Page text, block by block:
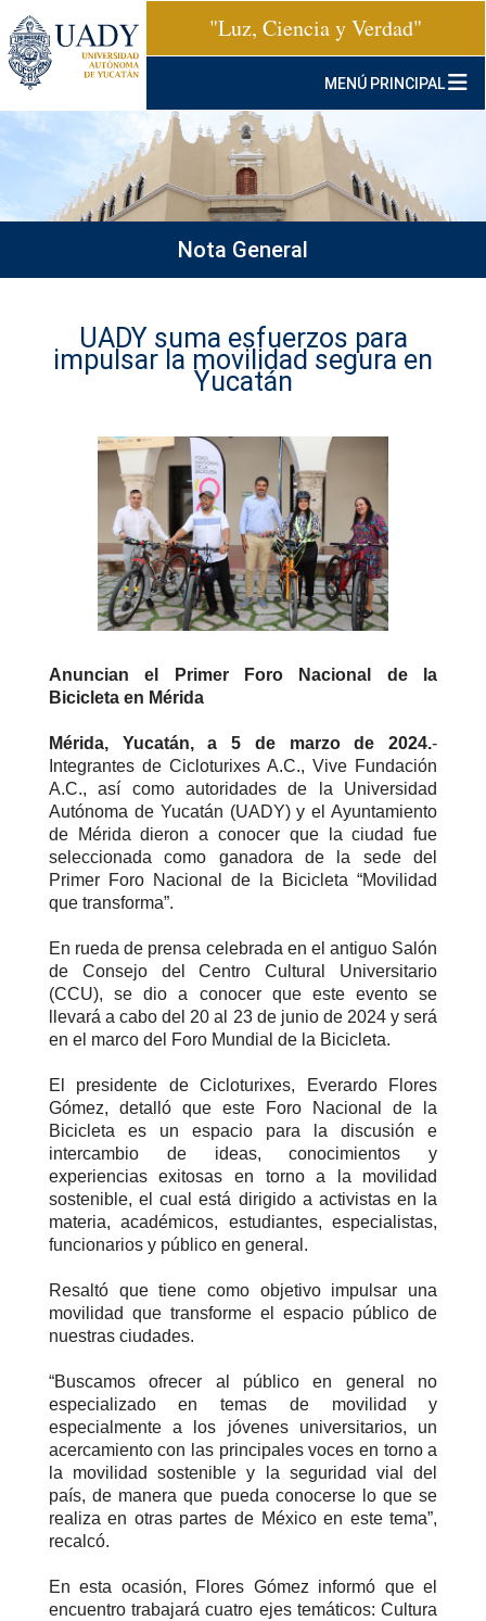
"Luz, Ciencia y Verdad"
MENÚ PRINCIPAL
Nota General
UADY suma esfuerzos para
impulsar la movilidad segura en
Yucatán
Anuncian el Primer Foro Nacional de la
Bicicleta en Mérida
Mérida, Yucatán, a 5 de marzo de 2024.-
Integrantes de Cicloturixes A.C., Vive Fundación
A.C., así como autoridades de la Universidad
Autónoma de Yucatán (UADY) y el Ayuntamiento
de Mérida dieron a conocer que la ciudad fue
seleccionada como ganadora de la sede del
Primer Foro Nacional de la Bicicleta “Movilidad
que transforma”.
En rueda de prensa celebrada en el antiguo Salón
de Consejo del Centro Cultural Universitario
(CCU), se dio a conocer que este evento se
llevará a cabo del 20 al 23 de junio de 2024 y será
en el marco del Foro Mundial de la Bicicleta.
El presidente de Cicloturixes, Everardo Flores
Gómez, detalló que este Foro Nacional de la
Bicicleta es un espacio para la discusión e
intercambio de ideas, conocimientos y
experiencias exitosas en torno a la movilidad
sostenible, el cual está dirigido a activistas en la
materia, académicos, estudiantes, especialistas,
funcionarios y público en general.
Resaltó que tiene como objetivo impulsar una
movilidad que transforme el espacio público de
nuestras ciudades.
“Buscamos ofrecer al público en general no
especializado en temas de movilidad y
especialmente a los jóvenes universitarios, un
acercamiento con las principales voces en torno a
la movilidad sostenible y la seguridad vial del
país, de manera que pueda conocerse lo que se
realiza en otras partes de México en este tema”,
recalcó.
En esta ocasión, Flores Gómez informó que el
encuentro trabajará cuatro ejes temáticos: Cultura